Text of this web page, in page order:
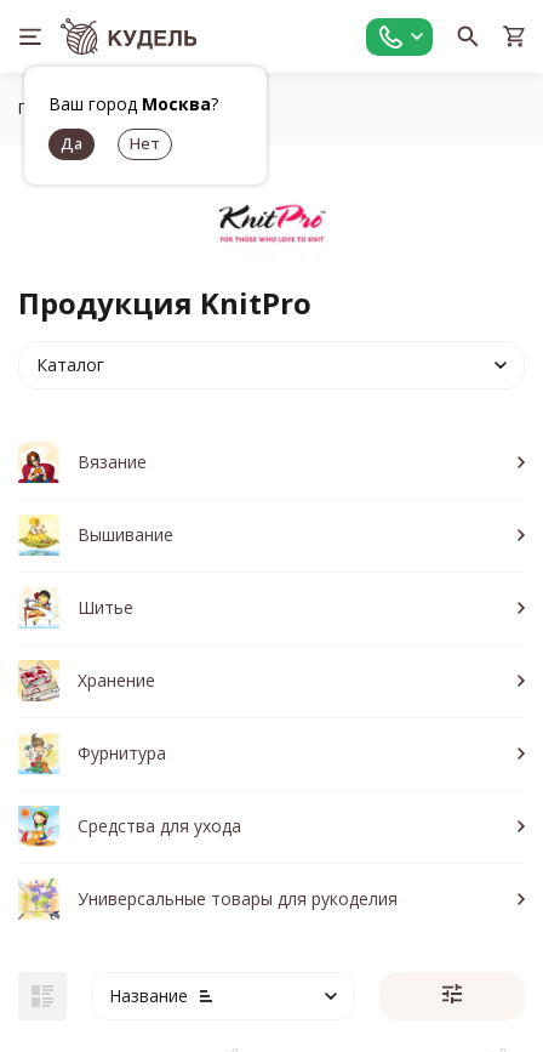
Ваш город Москва?
Главная Бренды KnitPro
Продукция KnitPro
Каталог
Вязание
Вышивание
Шитье
Хранение
Фурнитура
Средства для ухода
Универсальные товары для рукоделия
Название